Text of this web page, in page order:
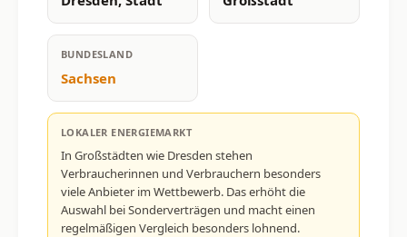
BUNDESLAND
Sachsen
LOKALER ENERGIEMARKT
In Großstädten wie Dresden stehen
Verbraucherinnen und Verbrauchern besonders
viele Anbieter im Wettbewerb. Das erhöht die
Auswahl bei Sonderverträgen und macht einen
regelmäßigen Vergleich besonders lohnend.